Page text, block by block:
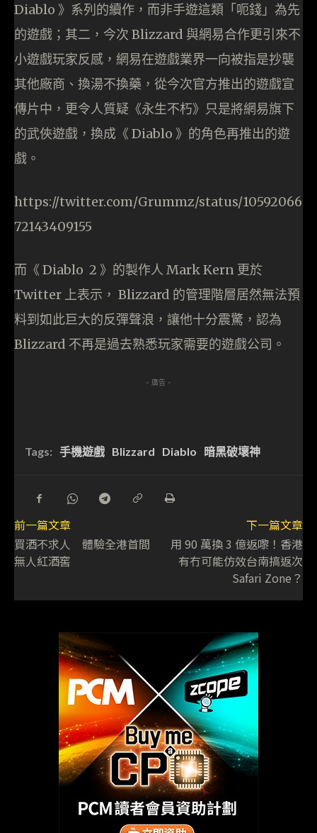
Diablo 》系列的續作，而非手遊這類「呃錢」為先
的遊戲；其二，今次 Blizzard 與網易合作更引來不
小遊戲玩家反感，網易在遊戲業界一向被指是抄襲
其他廠商、換湯不換藥，從今次官方推出的遊戲宣
傳片中，更令人質疑《永生不朽》只是將網易旗下
的武俠遊戲，換成《 Diablo 》的角色再推出的遊
戲。
https://twitter.com/Grummz/status/10592066
72143409155
而《 Diablo 2 》的製作人 Mark Kern 更於
Twitter 上表示， Blizzard 的管理階層居然無法預
料到如此巨大的反彈聲浪，讓他十分震驚，認為
Blizzard 不再是過去熟悉玩家需要的遊戲公司。
- 廣告 -
Tags: 手機遊戲 Blizzard Diablo 暗黑破壞神
前一篇文章
買酒不求人 體驗全港首間
無人紅酒窖
下一篇文章
用 90 萬換 3 億返嚟！香港
有冇可能仿效台南搞返次
Safari Zone？